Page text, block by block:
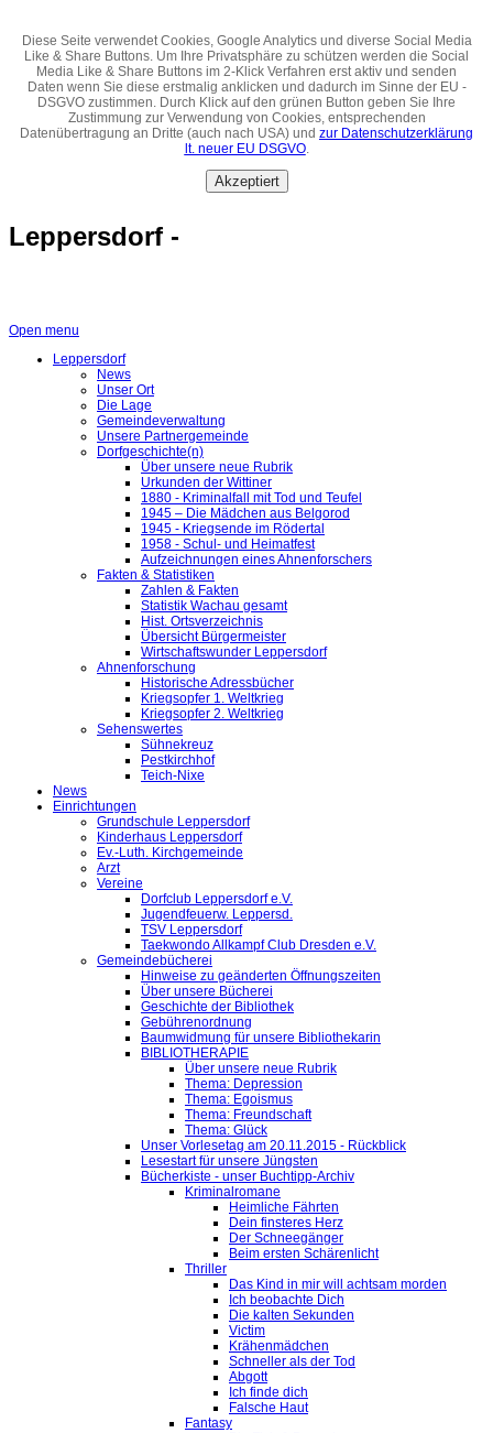
Diese Seite verwendet Cookies, Google Analytics und diverse Social Media
Like & Share Buttons. Um Ihre Privatsphäre zu schützen werden die Social
Media Like & Share Buttons im 2-Klick Verfahren erst aktiv und senden
Daten wenn Sie diese erstmalig anklicken und dadurch im Sinne der EU -
DSGVO zustimmen. Durch Klick auf den grünen Button geben Sie Ihre
Zustimmung zur Verwendung von Cookies, entsprechenden
Datenübertragung an Dritte (auch nach USA) und zur Datenschutzerklärung
lt. neuer EU DSGVO.
Akzeptiert
Leppersdorf -
Open menu
Leppersdorf
News
Unser Ort
Die Lage
Gemeindeverwaltung
Unsere Partnergemeinde
Dorfgeschichte(n)
Über unsere neue Rubrik
Urkunden der Wittiner
1880 - Kriminalfall mit Tod und Teufel
1945 – Die Mädchen aus Belgorod
1945 - Kriegsende im Rödertal
1958 - Schul- und Heimatfest
Aufzeichnungen eines Ahnenforschers
Fakten & Statistiken
Zahlen & Fakten
Statistik Wachau gesamt
Hist. Ortsverzeichnis
Übersicht Bürgermeister
Wirtschaftswunder Leppersdorf
Ahnenforschung
Historische Adressbücher
Kriegsopfer 1. Weltkrieg
Kriegsopfer 2. Weltkrieg
Sehenswertes
Sühnekreuz
Pestkirchhof
Teich-Nixe
News
Einrichtungen
Grundschule Leppersdorf
Kinderhaus Leppersdorf
Ev.-Luth. Kirchgemeinde
Arzt
Vereine
Dorfclub Leppersdorf e.V.
Jugendfeuerw. Leppersd.
TSV Leppersdorf
Taekwondo Allkampf Club Dresden e.V.
Gemeindebücherei
Hinweise zu geänderten Öffnungszeiten
Über unsere Bücherei
Geschichte der Bibliothek
Gebührenordnung
Baumwidmung für unsere Bibliothekarin
BIBLIOTHERAPIE
Über unsere neue Rubrik
Thema: Depression
Thema: Egoismus
Thema: Freundschaft
Thema: Glück
Unser Vorlesetag am 20.11.2015 - Rückblick
Lesestart für unsere Jüngsten
Bücherkiste - unser Buchtipp-Archiv
Kriminalromane
Heimliche Fährten
Dein finsteres Herz
Der Schneegänger
Beim ersten Schärenlicht
Thriller
Das Kind in mir will achtsam morden
Ich beobachte Dich
Die kalten Sekunden
Victim
Krähenmädchen
Schneller als der Tod
Abgott
Ich finde dich
Falsche Haut
Fantasy